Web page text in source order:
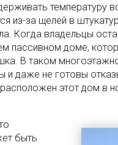
температуру
из-за щелей в
Когда владельцы
пассивном доме,
В таком
даже не готовы
этот дом в
быть